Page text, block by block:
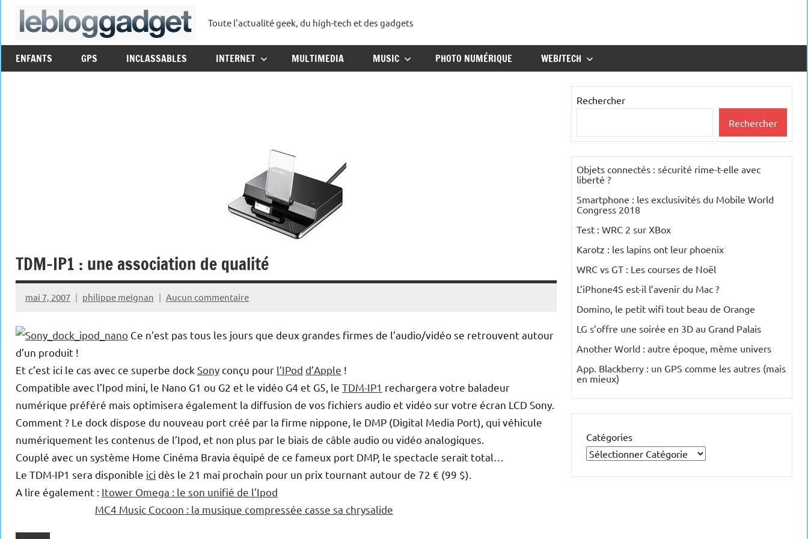
Aller
lebloggadget
Toute l'actualité geek, du high-tech et des gadgets
ENFANTS GPS INCLASSABLES INTERNET MULTIMEDIA MUSIC PHOTO NUMÉRIQUE WEB/TECH
TDM-IP1 : une association de qualité
mai 7, 2007 philippe meignan Aucun commentaire
Ce n’est pas tous les jours que deux grandes firmes de l’audio/vidéo se retrouvent autour
d’un produit !
Et c’est ici le cas avec ce superbe dock Sonyconçu pour l’IPod d’Apple !
Compatible avec l’Ipod mini, le Nano G1 ou G2 et le vidéo G4 et G5, le TDM-IP1 rechargera votre baladeur
numérique préféré mais optimisera également la diffusion de vos fichiers audio et vidéo sur votre écran LCD Sony.
Comment ? Le dock dispose du nouveau port créé par la firme nippone, le DMP (Digital Media Port), qui véhicule
numériquement les contenus de l’Ipod, et non plus par le biais de câble audio ou vidéo analogiques.
Couplé avec un système Home Cinéma Bravia équipé de ce fameux port DMP, le spectacle serait total…
Le TDM-IP1 sera disponible ici dès le 21 mai prochain pour un prix tournant autour de 72 € (99 $).
A lire également : Itower Omega : le son unifié de l’Ipod
MC4 Music Cocoon : la musique compressée casse sa chrysalide
Rechercher
Rechercher
Objets connectés : sécurité rime-t-elle avec
liberté ?
Smartphone : les exclusivités du Mobile World
Congress 2018
Test : WRC 2 sur XBox
Karotz : les lapins ont leur phoenix
WRC vs GT : Les courses de Noël
L’iPhone4S est-il l’avenir du Mac ?
Domino, le petit wifi tout beau de Orange
LG s’offre une soirée en 3D au Grand Palais
Another World : autre époque, même univers
App. Blackberry : un GPS comme les autres (mais
en mieux)
Catégories